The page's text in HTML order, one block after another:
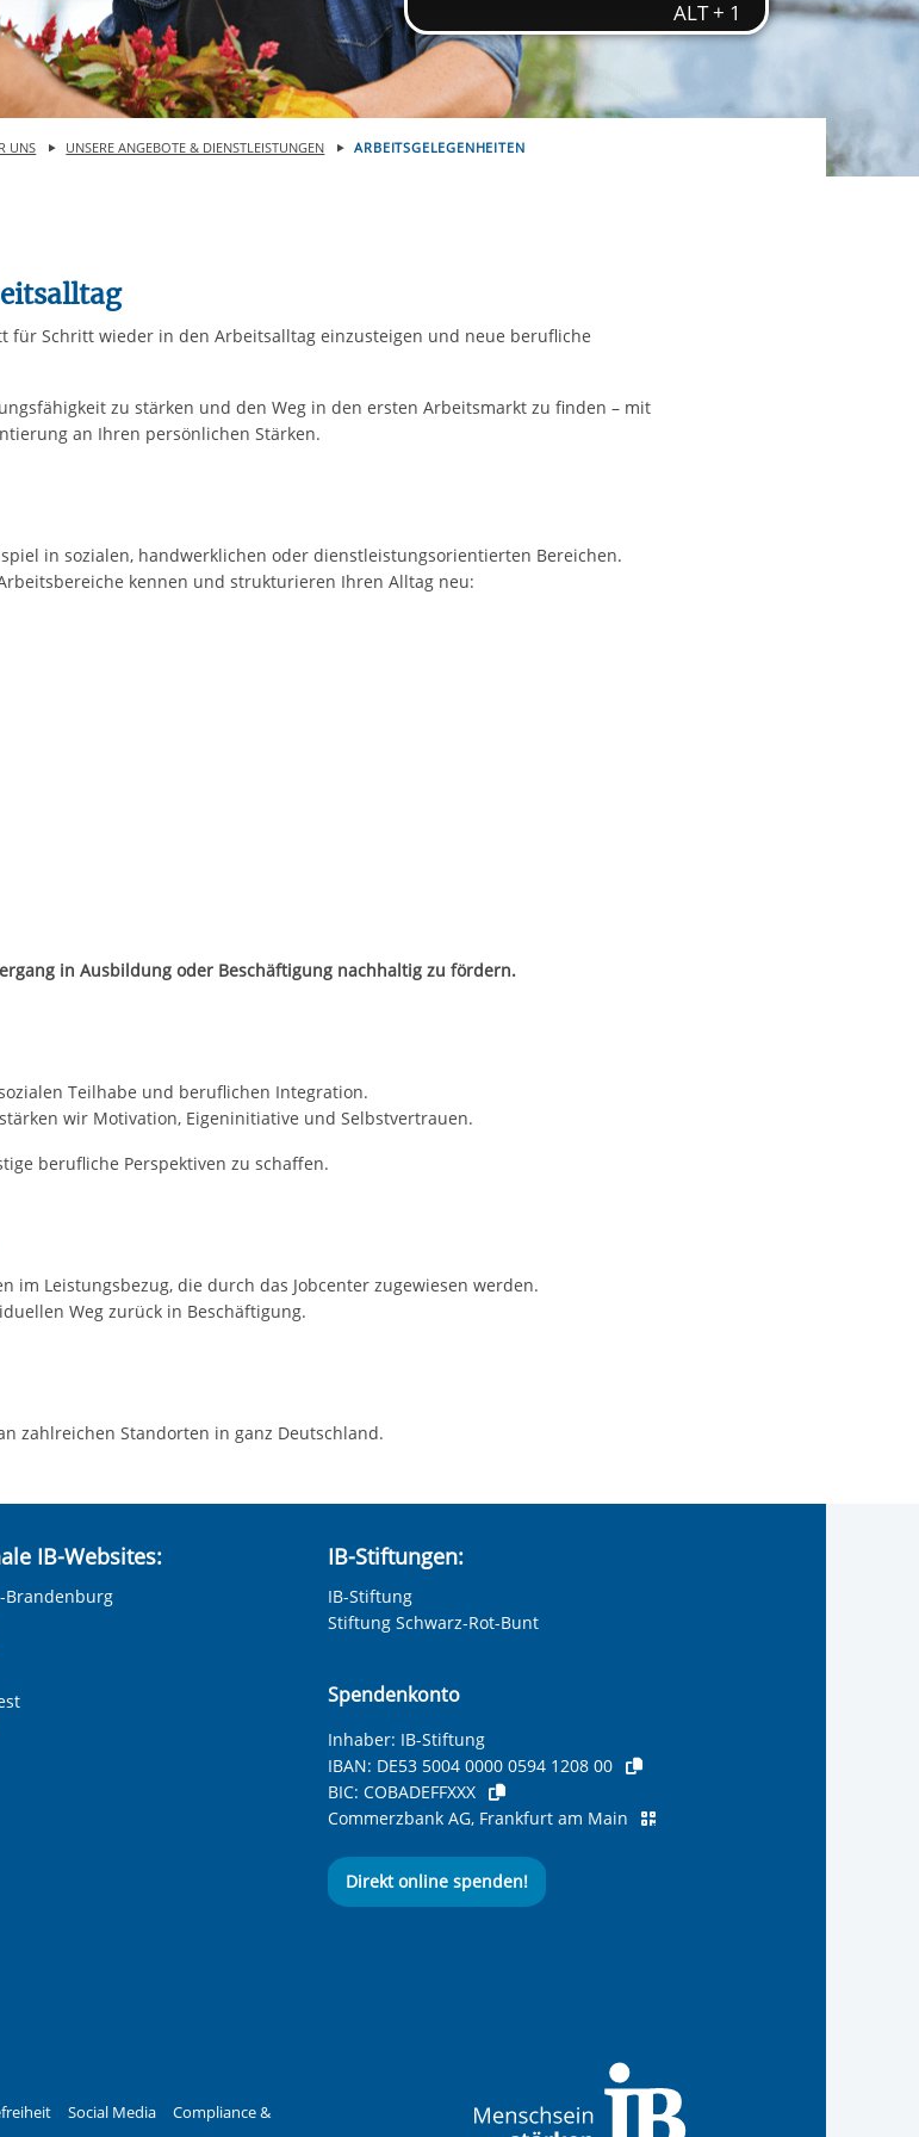
notwendige Cookies, die erforderlich zur Bereitstellung
Website-Funktionen sind. Diese Cookies setzen wir
von einer Einwilligung.
UNS UNSERE ANGEBOTE & DIENSTLEISTUNGEN ARBEITSGELEGENHEITEN
für Schritt wieder in den Arbeitsalltag einzusteigen und neue berufliche
zu stärken und den Weg in den ersten Arbeitsmarkt zu finden – mit
an Ihren persönlichen Stärken.
in sozialen, handwerklichen oder dienstleistungsorientierten Bereichen.
kennen und strukturieren Ihren Alltag neu:
in Ausbildung oder Beschäftigung nachhaltig zu fördern.
Teilhabe und beruflichen Integration.
wir Motivation, Eigeninitiative und Selbstvertrauen.
berufliche Perspektiven zu schaffen.
im Leistungsbezug, die durch das Jobcenter zugewiesen werden.
Weg zurück in Beschäftigung.
zahlreichen Standorten in ganz Deutschland.
IB-Websites:
Brandenburg
IB-Stiftungen:
IB-Stiftung
Stiftung Schwarz-Rot-Bunt
Spendenkonto
Inhaber: IB-Stiftung
IBAN: DE53 5004 0000 0594 1208 00
BIC: COBADEFFXXX
Commerzbank AG, Frankfurt am Main
Direkt online spenden!
Seite des Internationalen Bund
Seite des Internationalen Bund
Seite des Internationalen Bund
Seite des Internationalen
LinkedIn-Seite des Internationalen
Xing-Seite des Internationalen
Kununu-Seite des
Social Media
Compliance &